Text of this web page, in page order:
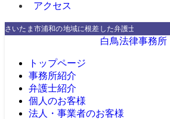
アクセス
さいたま市浦和の地域に根差した弁護士
白鳥法律事務所
トップページ
事務所紹介
弁護士紹介
個人のお客様
法人・事業者のお客様